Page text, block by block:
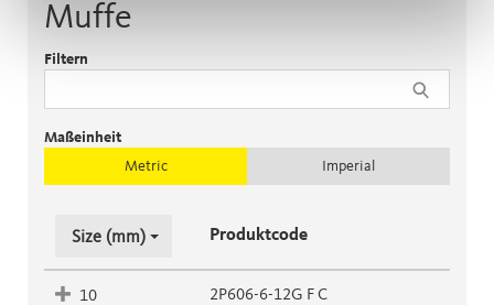
Muffe
Filtern
Maßeinheit
Metric
Imperial
Size (mm) Produktcode
10 2P606-6-12G F C